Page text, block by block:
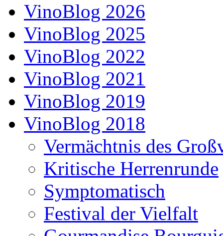
VinoBlog 2026
VinoBlog 2025
VinoBlog 2022
VinoBlog 2021
VinoBlog 2019
VinoBlog 2018
Vermächtnis des
Kritische Herrenrunde
Symptomatisch
Festival der Vielfalt